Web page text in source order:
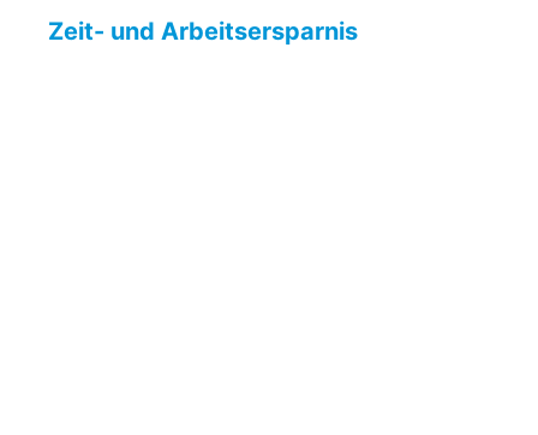
Zeit- und Arbeitsersparnis